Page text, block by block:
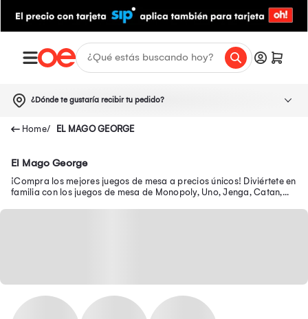
¿Dónde te gustaría recibir tu pedido?
EL MAGO GEORGE
El Mago George
¡Compra los mejores juegos de mesa a precios únicos! Diviértete en
familia con los juegos de mesa de Monopoly, Uno, Jenga, Catan,